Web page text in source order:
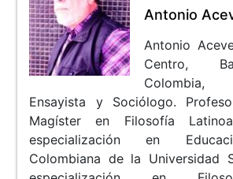
Antonio
Antonio
Centro,
Colombia,
Ensayista y Sociólogo.
Magíster en Filosofía
especialización en
Colombiana de la Universidad